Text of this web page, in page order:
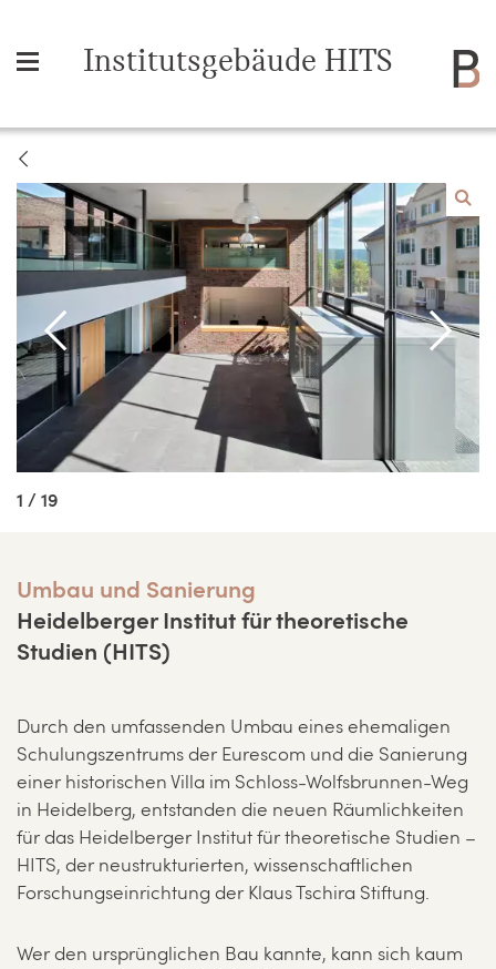
Institutsgebäude HITS
1 / 19
Umbau und Sanierung
Heidelberger Institut für theoretische
Studien (HITS)
Durch den umfassenden Umbau eines ehemaligen
Schulungszentrums der Eurescom und die Sanierung
einer historischen Villa im Schloss-Wolfsbrunnen-Weg
in Heidelberg, entstanden die neuen Räumlichkeiten
für das Heidelberger Institut für theoretische Studien –
HITS, der neustrukturierten, wissenschaftlichen
Forschungseinrichtung der Klaus Tschira Stiftung.
Wer den ursprünglichen Bau kannte, kann sich kaum